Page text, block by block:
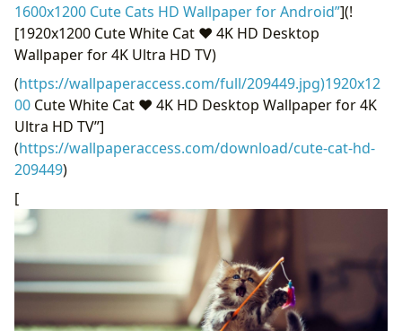
1600x1200 Cute Cats HD Wallpaper for Android”](!
[1920x1200 Cute White Cat ❤ 4K HD Desktop
Wallpaper for 4K Ultra HD TV)
(https://wallpaperaccess.com/full/209449.jpg)1920x12
00 Cute White Cat ❤ 4K HD Desktop Wallpaper for 4K
Ultra HD TV”]
(https://wallpaperaccess.com/download/cute-cat-hd-
209449)
[